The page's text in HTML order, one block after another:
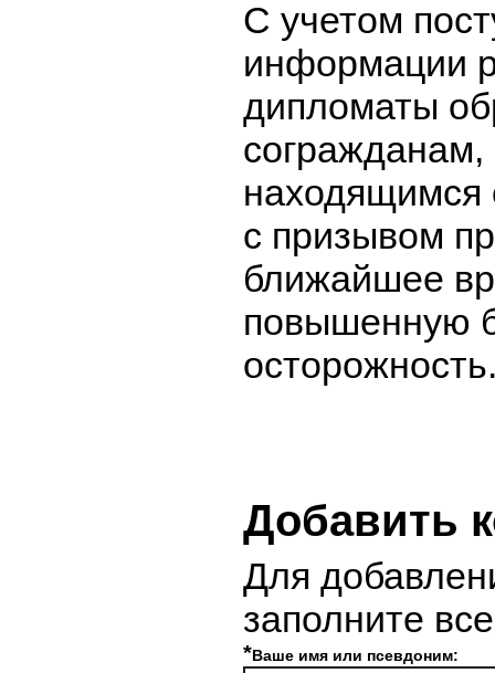
С учетом
информации
дипломаты
находящимся
с призывом
ближайшее
повышенную
Добавить
Для
заполните
*Ваше имя или псевдоним: